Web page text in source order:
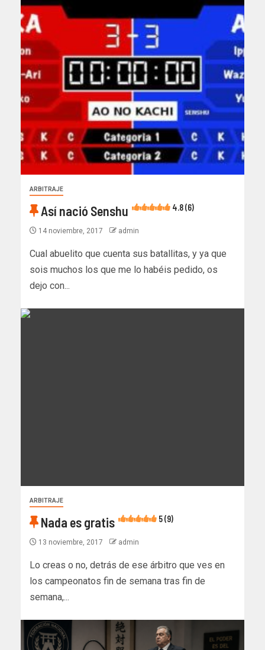
ARBITRAJE
Así nació Senshu 4.8 (6)
14 noviembre, 2017 admin
Cual abuelito que cuenta sus batallitas, y ya que
sois muchos los que me lo habéis pedido, os
dejo con...
ARBITRAJE
Nada es gratis 5 (9)
13 noviembre, 2017 admin
Lo creas o no, detrás de ese árbitro que ves en
los campeonatos fin de semana tras fin de
semana,...